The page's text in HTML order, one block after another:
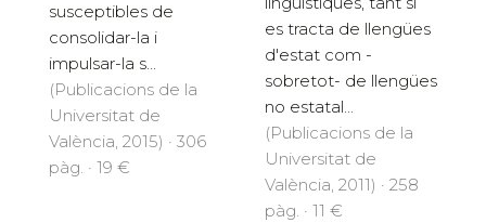
susceptibles de
consolidar-la i
impulsar-la s...
(Publicacions de la
Universitat de
València, 2015) · 306
pàg. · 19 €
es tracta de llengües
d'estat com -
sobretot- de llengües
no estatal...
(Publicacions de la
Universitat de
València, 2011) · 258
pàg. · 11 €